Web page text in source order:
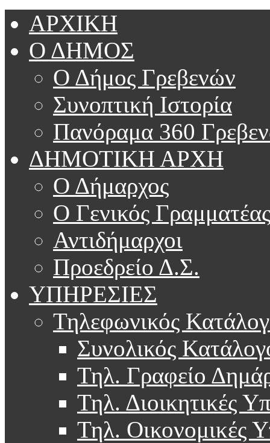
ΑΡΧΙΚΗ
Ο ΔΗΜΟΣ
Ο Δήμος Γρεβενών
Συνοπτική Ιστορία
Πανόραμα 360
ΔΗΜΟΤΙΚΗ ΑΡΧΗ
Ο Δήμαρχος
Ο Γενικός Γραμματέας
Αντιδήμαρχοι
Προεδρείο Δ.Σ.
ΥΠΗΡΕΣΙΕΣ
Τηλεφωνικός
Συνολικός
Τηλ. Γραφείο
Τηλ. Διοικητικές
Τηλ. Οικονομικές